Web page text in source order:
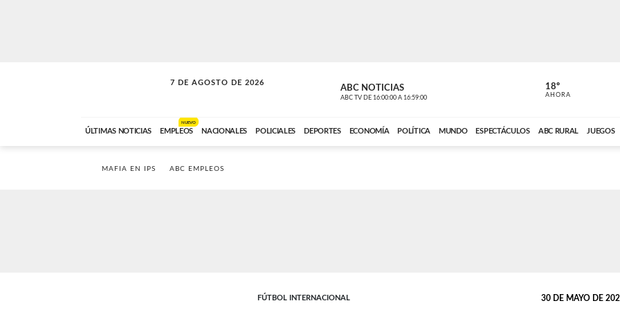
7 DE AGOSTO DE 2026
VITAMINAS ABC NOTICIAS
ABC TV DE 16:00:00 A 16:59:00 ABC CARDINAL
18º
AHORA
ÚLTIMAS NOTICIAS EMPLEOS
NUEVO
NACIONALES POLICIALES DEPORTES ECONOMÍA POLÍTICA MUNDO ESPECTÁCULOS ABC RURAL JUEGOS
MAFIA EN IPS ABC EMPLEOS
FÚTBOL INTERNACIONAL 30 DE MAYO DE